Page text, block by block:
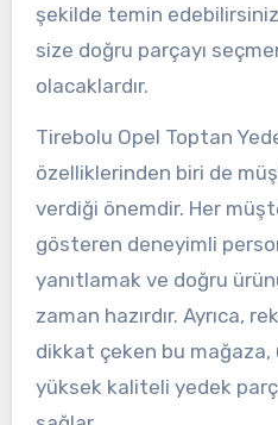
şekilde temin
size doğru parçayı
olacaklardır.
Tirebolu Opel Toptan
özelliklerinden biri de
verdiği önemdir. Her
gösteren deneyimli
yanıtlamak ve doğru
zaman hazırdır. Ayrıca,
dikkat çeken bu
yüksek kaliteli yedek